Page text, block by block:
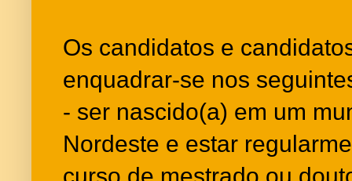
Os candidatos e
enquadrar-se nos
- ser nascido(a) em um
Nordeste e estar
curso de mestrado ou